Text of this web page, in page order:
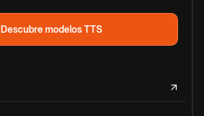
Descubre modelos TTS